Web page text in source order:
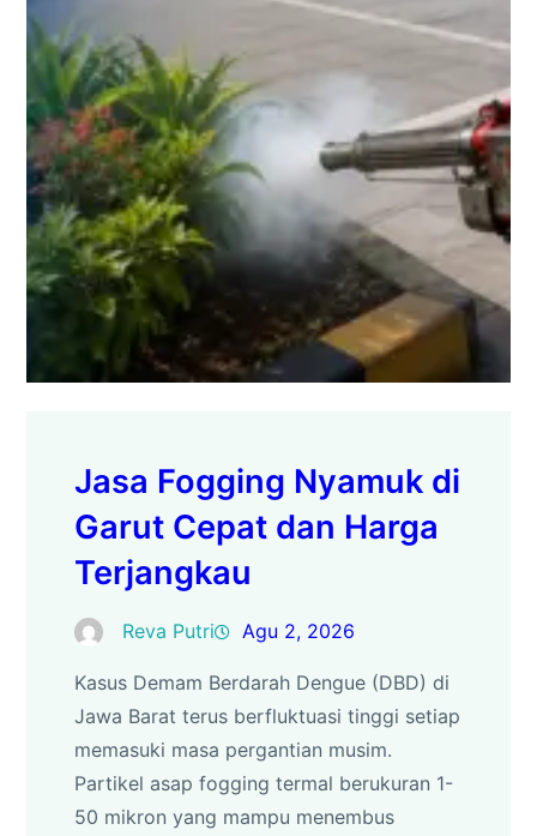
Jasa Fogging Nyamuk di
Garut Cepat dan Harga
Terjangkau
Reva Putri Agu 2, 2026
Kasus Demam Berdarah Dengue (DBD) di
Jawa Barat terus berfluktuasi tinggi setiap
memasuki masa pergantian musim.
Partikel asap fogging termal berukuran 1-
50 mikron yang mampu menembus